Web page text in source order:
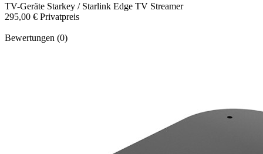
TV-Geräte Starkey / Starlink Edge TV Streamer
295,00 € Privatpreis
Bewertungen (0)